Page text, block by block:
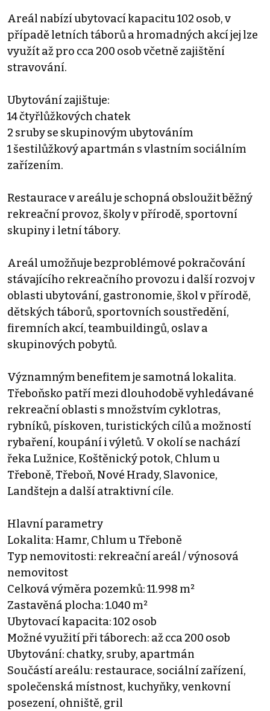
Areál nabízí ubytovací kapacitu 102 osob, v
případě letních táborů a hromadných akcí jej lze
využít až pro cca 200 osob včetně zajištění
stravování.
Ubytování zajištuje:
14 čtyřlůžkových chatek
2 sruby se skupinovým ubytováním
1 šestilůžkový apartmán s vlastním sociálním
zařízením.
Restaurace v areálu je schopná obsloužit běžný
rekreační provoz, školy v přírodě, sportovní
skupiny i letní tábory.
Areál umožňuje bezproblémové pokračování
stávajícího rekreačního provozu i další rozvoj v
oblasti ubytování, gastronomie, škol v přírodě,
dětských táborů, sportovních soustředění,
firemních akcí, teambuildingů, oslav a
skupinových pobytů.
Významným benefitem je samotná lokalita.
Třeboňsko patří mezi dlouhodobě vyhledávané
rekreační oblasti s množstvím cyklotras,
rybníků, pískoven, turistických cílů a možností
rybaření, koupání i výletů. V okolí se nachází
řeka Lužnice, Koštěnický potok, Chlum u
Třeboně, Třeboň, Nové Hrady, Slavonice,
Landštejn a další atraktivní cíle.
Hlavní parametry
Lokalita: Hamr, Chlum u Třeboně
Typ nemovitosti: rekreační areál / výnosová
nemovitost
Celková výměra pozemků: 11.998 m²
Zastavěná plocha: 1.040 m²
Ubytovací kapacita: 102 osob
Možné využití při táborech: až cca 200 osob
Ubytování: chatky, sruby, apartmán
Součástí areálu: restaurace, sociální zařízení,
společenská místnost, kuchyňky, venkovní
posezení, ohniště, gril